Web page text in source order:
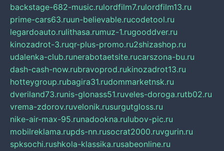
backstage-682-music.rulordfilm7.rulordfilm13.ru
prime-cars63.ruun-believable.rucodetool.ru
legardoauto.rulithasa.rumuz-1.rugooddver.ru
kinozadrot-3.ruqr-plus-promo.ru2shizashop.ru
udalenka-club.runerabotaetsite.rucarszona-bu.ru
dash-cash-now.rubravoprod.rukinozadrot13.ru
hotteygroup.rubagira31.rudommarketnsk.ru
dveriland73.runis-glonass51.ruveles-doroga.rutb02.ru
vrema-zdorov.ruvelonik.rusurgutgloss.ru
nike-air-max-95.runadookna.rulubov-pic.ru
mobilreklama.rupds-nn.rusocrat2000.ruvgurin.ru
spksochi.rushkola-klassika.rusabeonline.ru